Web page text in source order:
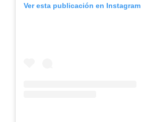
Ver esta publicación en Instagram